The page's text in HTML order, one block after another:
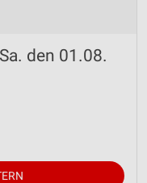
den 01.08.